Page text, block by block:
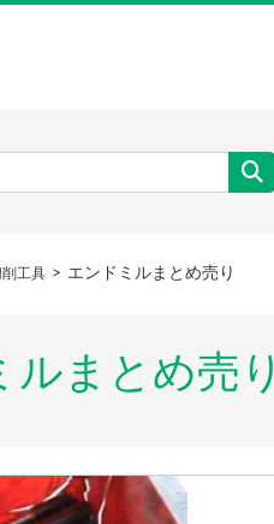
削工具 エンドミルまとめ売り
ルまとめ売り